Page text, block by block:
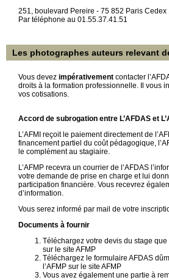
251, boulevard Pereire - 75 852 Paris Cedex
Par téléphone au 01.55.37.41.51
Les photographes auteurs relevant
Vous devez impérativement contacter
droits à la formation professionnelle. Il vous
vos cotisations.
Accord de subrogation entre L’AFDAS et
L’AFMI reçoit le paiement directement de
financement partiel du coût pédagogique,
le complément au stagiaire.
L’AFMP recevra un courrier de l’AFDAS
votre demande de prise en charge et lui
participation financière. Vous recevrez
d’information.
Vous serez informé par mail de votre
Documents à fournir
Téléchargez votre devis du stage
sur le site AFMP
Téléchargez le formulaire AFDAS
l’AFMP sur le site AFMP
Vous avez également une partie à